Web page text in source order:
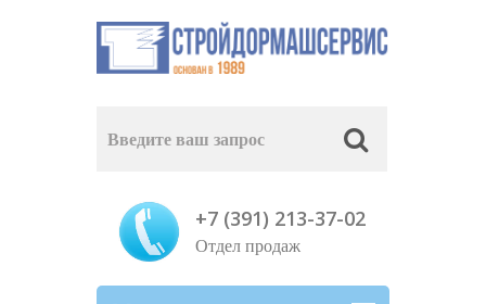
+7 (391) 213-37-02
Отдел продаж